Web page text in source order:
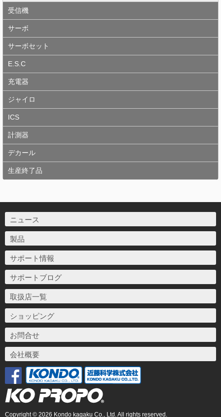
受信機
サーボ
サーボセット
E.S.C
充電器
ジャイロ
ICS
計測器
デカール
生産終了品
ニュース
製品
サポート情報
サポートブログ
取扱店一覧
ショッピング
お問合せ
会社概要
Copyright © 2026 Kondo kagaku Co., Ltd. All rights reserved.